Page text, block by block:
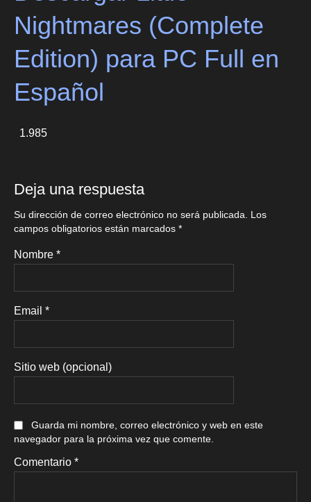
Nightmares (Complete
Edition) para PC Full en
Español
1.985
Deja una respuesta
Su dirección de correo electrónico no será publicada.
Los
campos obligatorios están marcados *
Nombre *
Email *
Sitio web (opcional)
Guarda mi nombre, correo electrónico y web en este
navegador para la próxima vez que comente.
Comentario *